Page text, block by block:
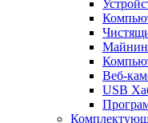
Веб-
USB